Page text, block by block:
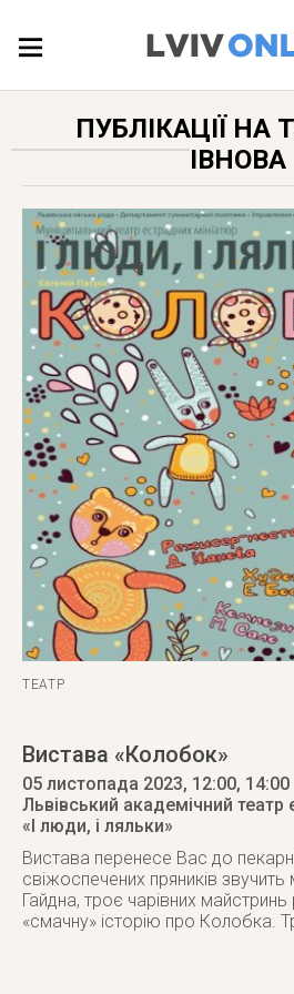
ПУБЛІКАЦІЇ
ДОВІДКА
ПУБЛІКАЦІЇ НА
ІВНОВА
ТЕАТР
Вистава «Колобок»
05 листопада 2023, 12:00, 14:00
Львівський академічний театр
«І люди, і ляльки»
Вистава перенесе Вас до
свіжоспечених пряників
Гайдна, троє чарівних
«смачну» історію про Колобка.